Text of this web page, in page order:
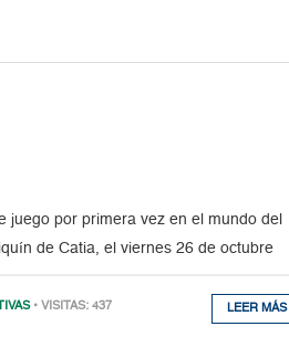
juego por primera vez en el mundo del
de Catia, el viernes 26 de octubre
• VISITAS: 437 LEER MÁS